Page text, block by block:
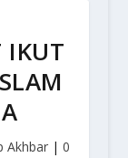
IKUT
Akhbar |0